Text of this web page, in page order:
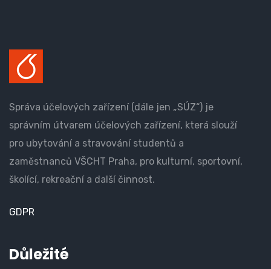
Správa účelových zařízení (dále jen „SÚZ“) je
správním útvarem účelových zařízení, která slouží
pro ubytování a stravování studentů a
zaměstnanců VŠCHT Praha, pro kulturní, sportovní,
školící, rekreační a další činnost.
GDPR
Důležité